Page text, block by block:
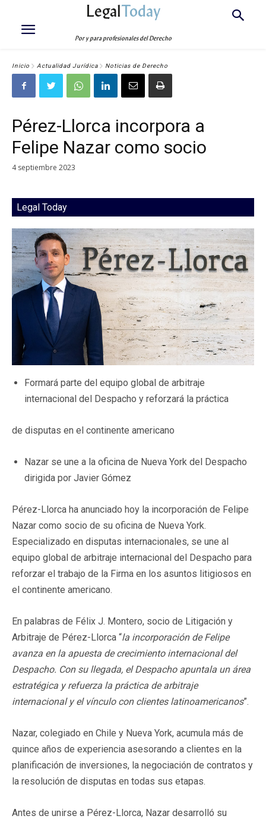
LegalToday
Por y para profesionales del Derecho
Inicio Actualidad Jurídica Noticias de Derecho
Pérez-Llorca incorpora a
Felipe Nazar como socio
4 septiembre 2023
Legal Today
Formará parte del equipo global de arbitraje
internacional del Despacho y reforzará la práctica
de disputas en el continente americano
Nazar se une a la oficina de Nueva York del Despacho
dirigida por Javier Gómez
Pérez-Llorca ha anunciado hoy la incorporación de Felipe
Nazar como socio de su oficina de Nueva York.
Especializado en disputas internacionales, se une al
equipo global de arbitraje internacional del Despacho para
reforzar el trabajo de la Firma en los asuntos litigiosos en
el continente americano.
En palabras de Félix J. Montero, socio de Litigación y
Arbitraje de Pérez-Llorca “la incorporación de Felipe
avanza en la apuesta de crecimiento internacional del
Despacho. Con su llegada, el Despacho apuntala un área
estratégica y refuerza la práctica de arbitraje
internacional y el vínculo con clientes latinoamericanos”.
Nazar, colegiado en Chile y Nueva York, acumula más de
quince años de experiencia asesorando a clientes en la
planificación de inversiones, la negociación de contratos y
la resolución de disputas en todas sus etapas.
Antes de unirse a Pérez-Llorca, Nazar desarrolló su